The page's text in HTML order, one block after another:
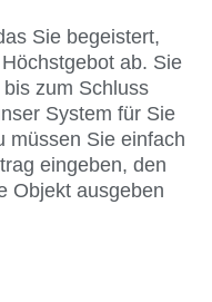
Sie begeistert,
ab. Sie
zum Schluss
System für Sie
müssen Sie einfach
eingeben, den
Objekt ausgeben